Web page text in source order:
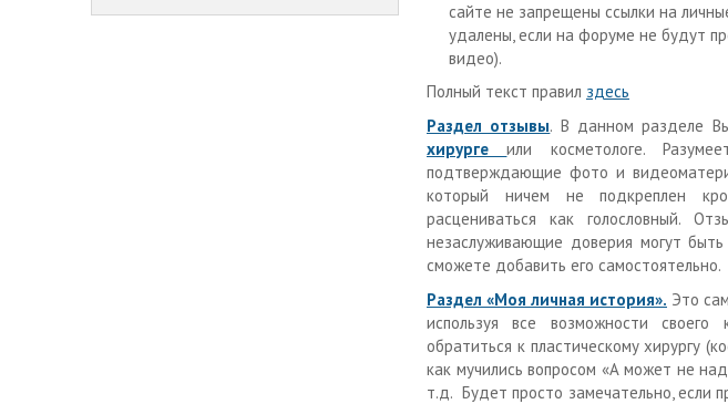
сайте не запрещены ссылки на
удалены, если на форуме не будут
видео).
Полный текст правил здесь
Раздел отзывы. В данном разделе
хирурге
или косметологе.
подтверждающие фото и
который ничем не подкреплен
расцениваться как голословный.
незаслуживающие доверия могут
сможете добавить его самостоятельно.
Раздел «Моя личная история». Это
используя все возможности
обратиться к пластическому хирургу
как мучились вопросом «А может не
т.д. Будет просто замечательно, если